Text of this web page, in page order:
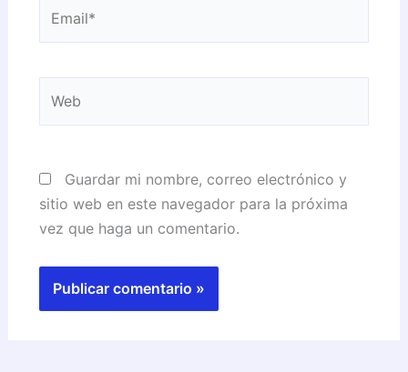
Guardar mi nombre, correo electrónico y
sitio web en este navegador para la próxima
vez que haga un comentario.